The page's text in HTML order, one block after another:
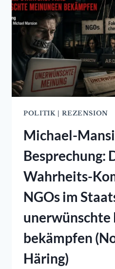
VON
POLITIK|REZENSION
Michael-
Besprechung:
Wahrheits-
NGOs im
unerwünschte
bekämpfen
Häring)